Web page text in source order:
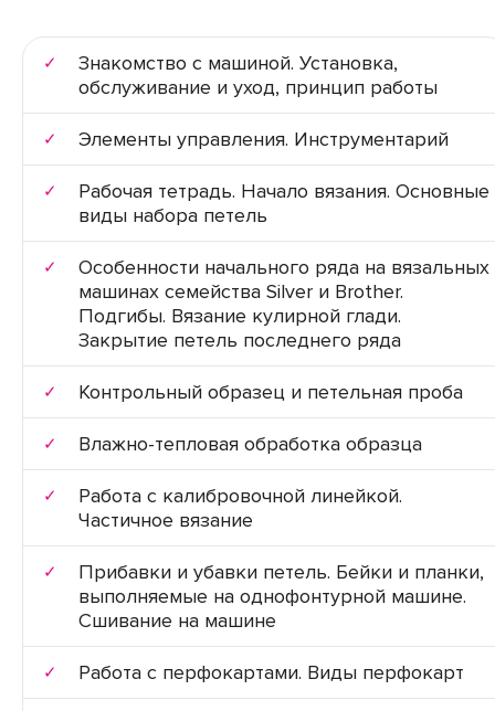
Знакомство с машиной. Установка,
обслуживание и уход, принцип работы
Элементы управления. Инструментарий
Рабочая тетрадь. Начало вязания. Основные
виды набора петель
Особенности начального ряда на вязальных
машинах семейства Silver и Brother.
Подгибы. Вязание кулирной глади.
Закрытие петель последнего ряда
Контрольный образец и петельная проба
Влажно-тепловая обработка образца
Работа с калибровочной линейкой.
Частичное вязание
Прибавки и убавки петель. Бейки и планки,
выполняемые на однофонтурной машине.
Сшивание на машине
Работа с перфокартами. Виды перфокарт